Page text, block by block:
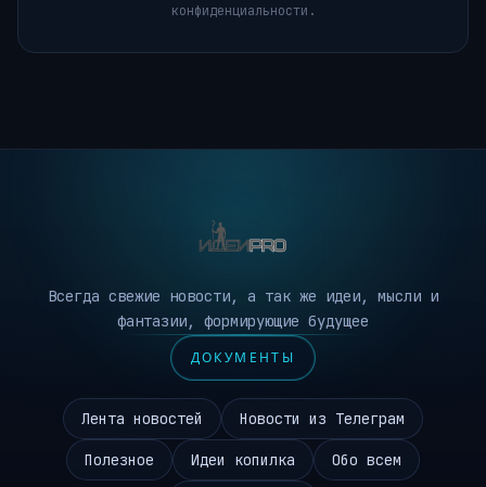
конфиденциальности.
Всегда свежие новости, а так же идеи, мысли и
фантазии, формирующие будущее
ДОКУМЕНТЫ
Лента новостей Новости из Телеграм
Полезное Идеи копилка Обо всем